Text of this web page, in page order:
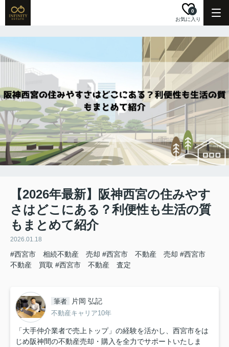
お気に入り
0
【2026年最新】阪神西宮の住みやす
さはどこにある？利便性も生活の質
もまとめて紹介
2026.01.18
#西宮市 相続不動産 売却 #西宮市 不動産 売却 #西宮市
不動産 買取 #西宮市 不動産 査定
筆者 片岡 弘記
不動産キャリア10年
「大手仲介業者で売上トップ」の経験を活かし、西宮市をは
じめ阪神間の不動産売却・購入を全力でサポートいたしま